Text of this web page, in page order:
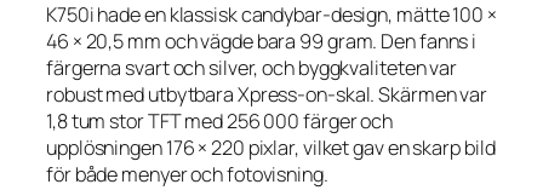
K750i hade en klassisk candybar-design, mätte 100 ×
46 × 20,5 mm och vägde bara 99 gram. Den fanns i
färgerna svart och silver, och byggkvaliteten var
robust med utbytbara Xpress-on-skal. Skärmen var
1,8 tum stor TFT med 256 000 färger och
upplösningen 176 × 220 pixlar, vilket gav en skarp bild
för både menyer och fotovisning.